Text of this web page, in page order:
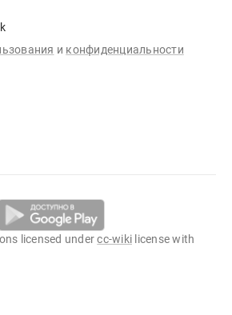
и конфиденциальности
licensed undercc-wiki license with